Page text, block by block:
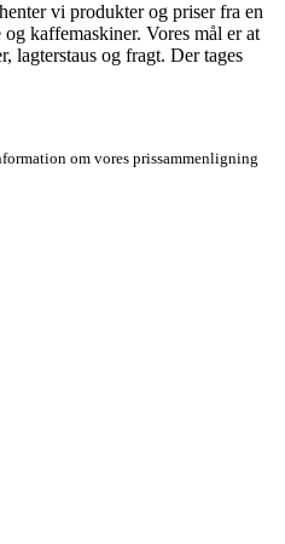
vi produkter og priser fra en
kaffemaskiner. Vores mål er at
lagterstaus og fragt. Der tages
om vores prissammenligning